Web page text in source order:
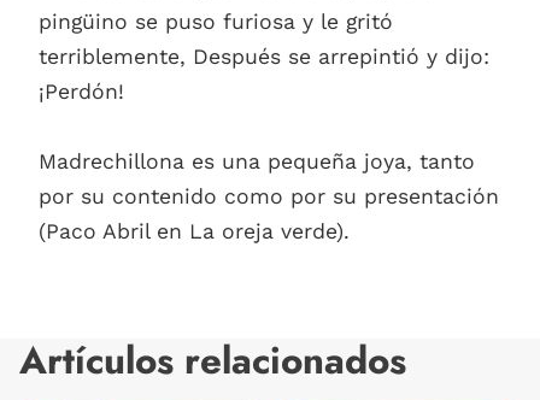
pingüino se puso furiosa y le gritó
terriblemente, Después se arrepintió y dijo:
¡Perdón!
Madrechillona es una pequeña joya, tanto
por su contenido como por su presentación
(Paco Abril en La oreja verde).
Artículos relacionados